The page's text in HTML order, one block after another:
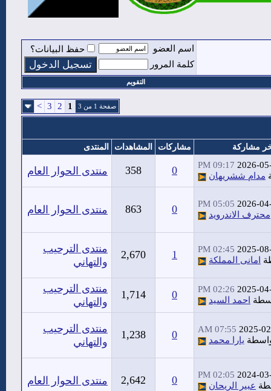
اسم العضو
حفظ البيانات؟
كلمة المرور
التقويم
صفحة 1 من 3 1
2
3
>
مشاركة مشاركات المشاهدات المنتدى
2026-
09:17 PM
مدام ششريهان 0
358 منتدى الحوار العام
2026-
05:05 PM
محترف الاندرويد 0
863 منتدى الحوار العام
2025-
02:45 PM
امانى المملكة 1
2,670
منتدى الترحيب
والتهاني
2025-
02:26 PM
احمد السيد 0
1,714
منتدى الترحيب
والتهاني
2025-
07:55 AM
يارا محمد 0
1,238
منتدى الترحيب
والتهاني
2024-
02:05 PM
عبير الريحان 0
2,642 منتدى الحوار العام